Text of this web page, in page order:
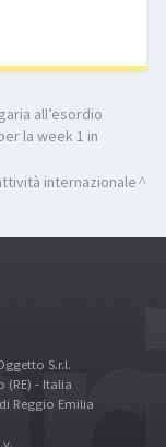
all’esordio
la week 1 in
internazionale
S.r.l.
(RE) - Italia
di Reggio Emilia